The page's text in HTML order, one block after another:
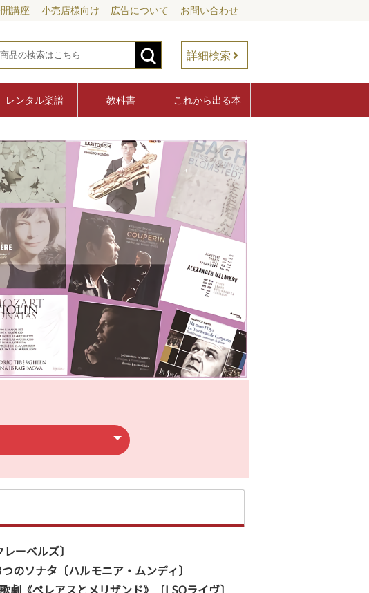
講座 小売店様向け 広告について お問い合わせ
詳細検索
レンタル楽譜 教科書 これから出る本
ーベルズ〕
のソナタ〔ハルモニア・ムンディ〕